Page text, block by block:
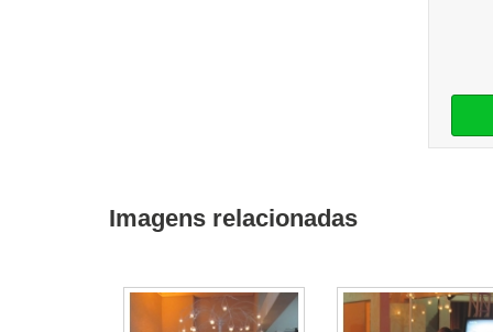
Imagens relacionadas